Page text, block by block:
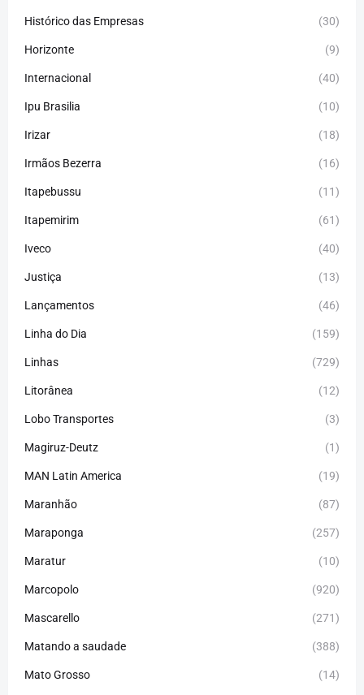
Histórico das Empresas (30)
Horizonte (9)
Internacional (40)
Ipu Brasilia (10)
Irizar (18)
Irmãos Bezerra (16)
Itapebussu (11)
Itapemirim (61)
Iveco (40)
Justiça (13)
Lançamentos (46)
Linha do Dia (159)
Linhas (729)
Litorânea (12)
Lobo Transportes (3)
Magiruz-Deutz (1)
MAN Latin America (19)
Maranhão (87)
Maraponga (257)
Maratur (10)
Marcopolo (920)
Mascarello (271)
Matando a saudade (388)
Mato Grosso (14)